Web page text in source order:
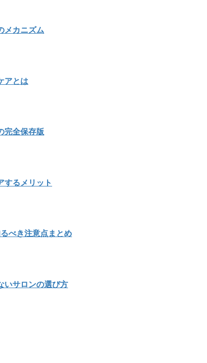
メカニズム
アとは
完全保存版
するメリット
べき注意点まとめ
いサロンの選び方